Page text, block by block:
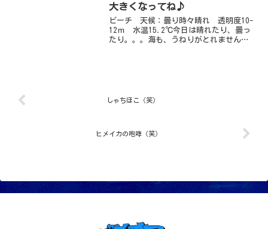
までアップしていたそうですよ！明日は
大きくなってね♪
ビーチ 天候：曇り時々晴れ 透明度10-
12ｍ 水温15.2℃今日は晴れたり、曇っ
たり。。。海も、うねりがとれません。
しゃちほこ（笑）
ヒメイカの咆哮（笑）